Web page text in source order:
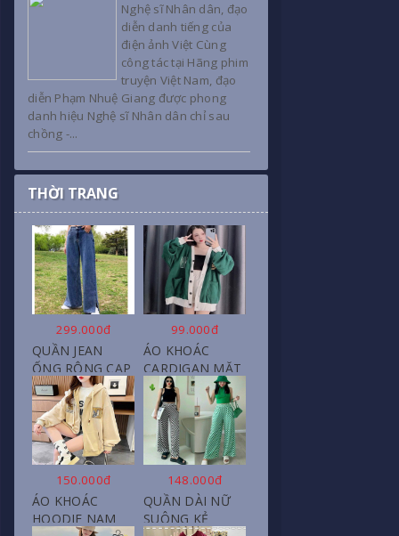
Nghệ sĩ Nhân dân, đạo
diễn danh tiếng của
điện ảnh Việt Cùng
công tác tại Hãng phim
truyện Việt Nam, đạo
diễn Phạm Nhuệ Giang được phong
danh hiệu Nghệ sĩ Nhân dân chỉ sau
chồng -...
THỜI TRANG
299.000đ
QUẦN JEAN
ỐNG RỘNG CẠP
CAO, DÀI XẺ
GẤU PHONG
CÁCH J6
99.000đ
ÁO KHOÁC
CARDIGAN MẶT
CƯỜI NỮ CHẤT
NỈ COTTON
150.000đ
ÁO KHOÁC
HOODIE NAM
148.000đ
QUẦN DÀI NỮ
SUÔNG KẺ